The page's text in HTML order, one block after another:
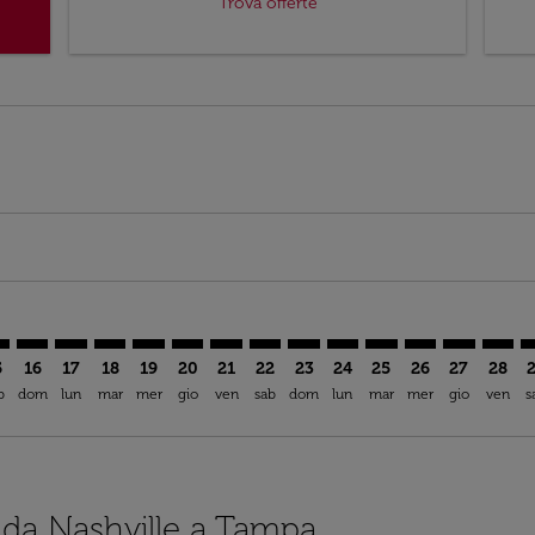
16
dom
17
lun
18
mar
19
mer
20
gio
BNA–TPA: cmp-view-offers-
21
ven
BNA–TPA: cmp-view-offers-
22
sab
BNA–TPA: cmp-view-
23
dom
BNA–TPA: cmp-view-
24
lun
BNA–TPA: cmp-
25
mar
BNA–TPA:
26
mer
27
gio
28
ven